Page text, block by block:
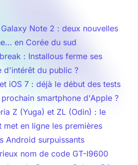
Note 2 : deux nouvelles
en Corée du sud
: Installous ferme ses
d'intérêt du public ?
iOS 7 : déjà le début des tests
smartphone d'Apple ?
Z (Yuga) et ZL (Odin) : le
en ligne les premières
Android surpuissants
nom de code GT-I9600